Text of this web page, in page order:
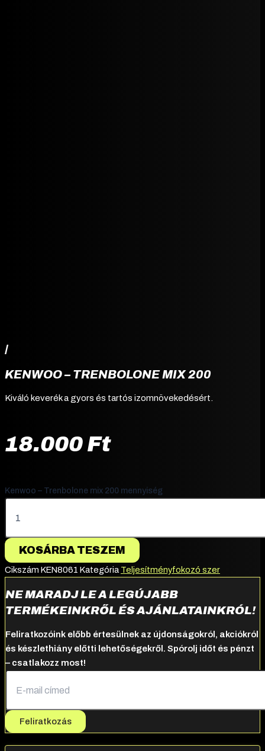
/
KENWOO – TRENBOLONE MIX 200
Kiváló keverék a gyors és tartós izomnövekedésért.
18.000 Ft
Kenwoo – Trenbolone mix 200 mennyiség
KOSÁRBA TESZEM
Cikszám KEN8061 Kategória Teljesítményfokozó szer
NE MARADJ LE A LEGÚJABB
TERMÉKEINKRŐL ÉS AJÁNLATAINKRÓL!
Feliratkozóink előbb értesülnek az újdonságokról, akciókról
és készlethiány előtti lehetőségekről. Spórolj időt és pénzt
– csatlakozz most!
Feliratkozás